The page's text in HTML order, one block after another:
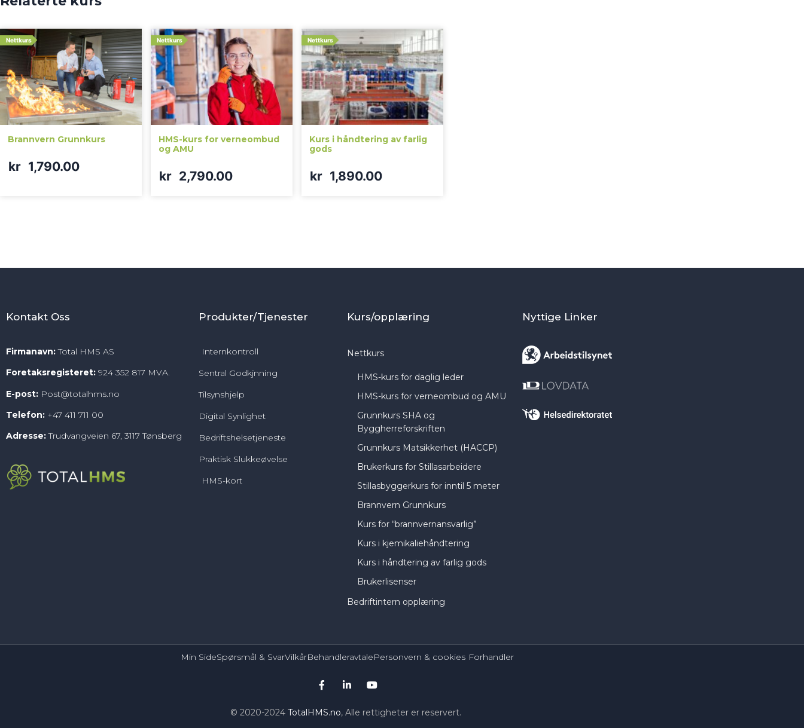
Nettkurs
Brannvern Grunnkurs
kr 1,790.00
Nettkurs
HMS-kurs for verneombud
og AMU
kr 2,790.00
Nettkurs
Kurs i håndtering av farlig
gods
kr 1,890.00
Kontakt Oss
Firmanavn:Total HMS AS
Foretaksregisteret: 924 352 817 MVA.
E-post: Post@totalhms.no
Telefon: +47 411 711 00
Adresse:Trudvangveien 67, 3117 Tønsberg
Produkter/Tjenester
Internkontroll
Sentral Godkjnning
Tilsynshjelp
Digital Synlighet
Bedriftshelsetjeneste
Praktisk Slukkeøvelse
HMS-kort
Kurs/opplæring
Nettkurs
HMS-kurs for daglig leder
HMS-kurs for verneombud og AMU
Grunnkurs SHA og
Byggherreforskriften
Grunnkurs Matsikkerhet (HACCP)
Brukerkurs for Stillasarbeidere
Stillasbyggerkurs for inntil 5 meter
Brannvern Grunnkurs
Kurs for “brannvernansvarlig”
Kurs i kjemikaliehåndtering
Kurs i håndtering av farlig gods
Brukerlisenser
Bedriftintern opplæring
Nyttige Linker
Min SideSpørsmål & SvarVilkårBehandleravtalePersonvern & cookies Forhandler
© 2020-2024 TotalHMS.no, Alle rettigheter er reservert.